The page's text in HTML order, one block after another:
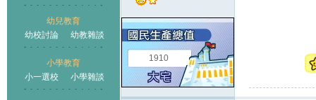
幼兒教育
幼校討論
幼教雜談
小學教育
小一選校
小學雜談
王國
1910